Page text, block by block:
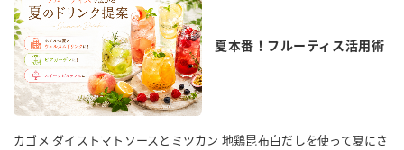
夏本番！フルーティス活用術
カゴメ ダイストマトソースとミツカン 地鶏昆布白だしを使って夏にさ